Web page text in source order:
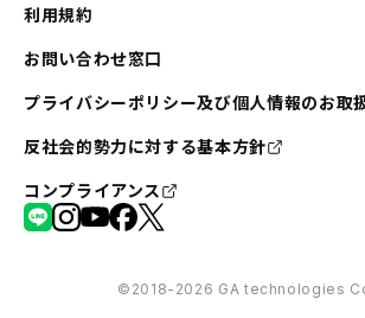
利用規約
お問い合わせ窓口
プライバシーポリシー及び個人情報のお取
反社会的勢力に対する基本方針
コンプライアンス
©︎2018-2026 GA technologies